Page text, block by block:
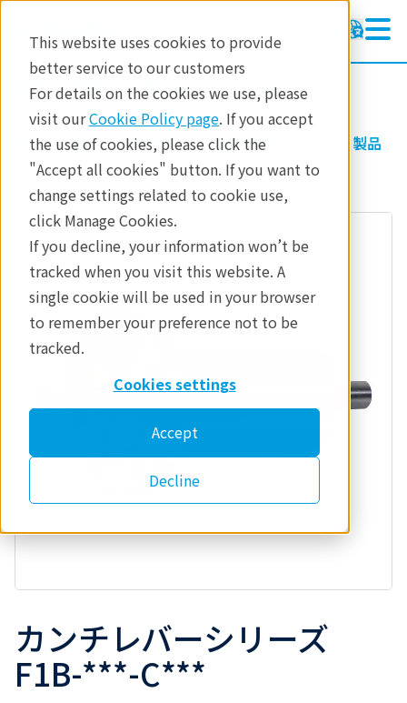
This website uses cookies to provide
better service to our customers
For details on the cookies we use, please
visit ourCookie Policy page. If you accept
the use of cookies, please click the
"Accept all cookies" button. If you want to
change settings related to cookie use,
click Manage Cookies.
If you decline, your information won’t be
tracked when you visit this website. A
single cookie will be used in your browser
to remember your preference not to be
tracked.
Cookies settings
Accept
Decline
磁性流体シールユニット
磁性流体シールユニット
製品情報
テクノロジー
アプリケーション
お問合せ
製品 要素部品 磁性流体シール 製品
カンチレバーシリーズ
F1B-***-C***